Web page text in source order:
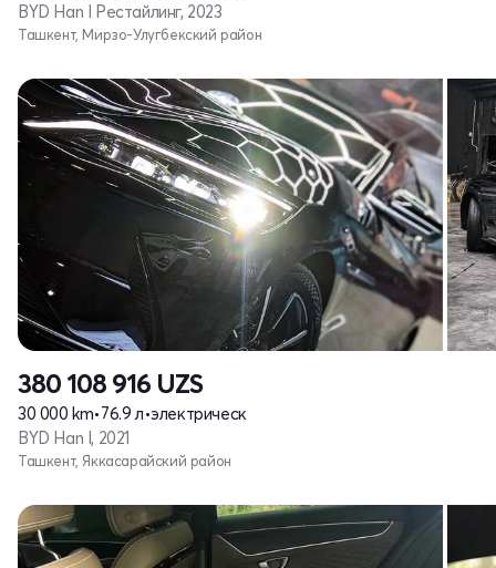
BYD Han I Рестайлинг, 2023
Ташкент, Мирзо-Улугбекский район
380 108 916 UZS
30 000 km•76.9 л•электрическ
BYD Han I, 2021
Ташкент, Яккасарайский район